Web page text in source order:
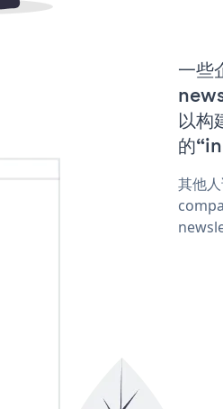
一些
以
的
其他